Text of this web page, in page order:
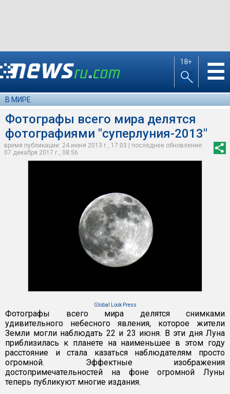
18+ ☰
В МИРЕ
Фотографы всего мира делятся
фотографиями "суперлуния-2013"
время публикации: 24 июня 2013 г., 17:03 | последнее обновление:
07 декабря 2017 г., 08:56
Global Look Press
Фотографы всего мира делятся снимками
удивительного небесного явления, которое жители
Земли могли наблюдать 22 и 23 июня. В эти дня Луна
приблизилась к планете на наименьшее в этом году
расстояние и стала казаться наблюдателям просто
огромной. Эффектные изображения
достопримечательностей на фоне огромной Луны
теперь публикуют многие издания.